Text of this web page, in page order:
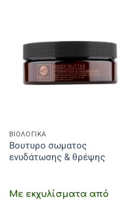
ΒΙΟΛΟΓΙΚΑ
Βουτυρο σωματος
ενυδάτωσης & θρέψης
Με εκχυλίσματα από